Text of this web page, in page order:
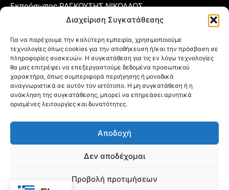
Διαχείριση Συγκατάθεσης
Για να παρέχουμε την καλύτερη εμπειρία, χρησιμοποιούμε
τεχνολογίες όπως cookies για την αποθήκευση ή/και την πρόσβαση σε
πληροφορίες συσκευών. Η συγκατάθεση για τις εν λόγω τεχνολογίες
θα μας επιτρέψει να επεξεργαστούμε δεδομένα προσωπικού
χαρακτήρα, όπως συμπεριφορά περιήγησης ή μοναδικά
αναγνωριστικά σε αυτόν τον ιστότοπο. Η μη συγκατάθεση ή η
ανάκληση της συγκατάθεσης, μπορεί να επηρεάσει αρνητικά
ορισμένες λειτουργίες και δυνατότητες.
Αποδοχή
Δεν αποδέχομαι
Προβολή προτιμήσεων
Εκπρόσωπος ΡΑΓΚΟΥΣΗΣ ΝΙΚΟΛΑΟΣ
Κ:6977 248885
E:foni@typoparos.gr(για αγγελίες:sales@typoparos.gr)
Πολιτική απορρήτου & Cookies